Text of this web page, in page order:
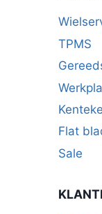
TPMS
Flat
Sale